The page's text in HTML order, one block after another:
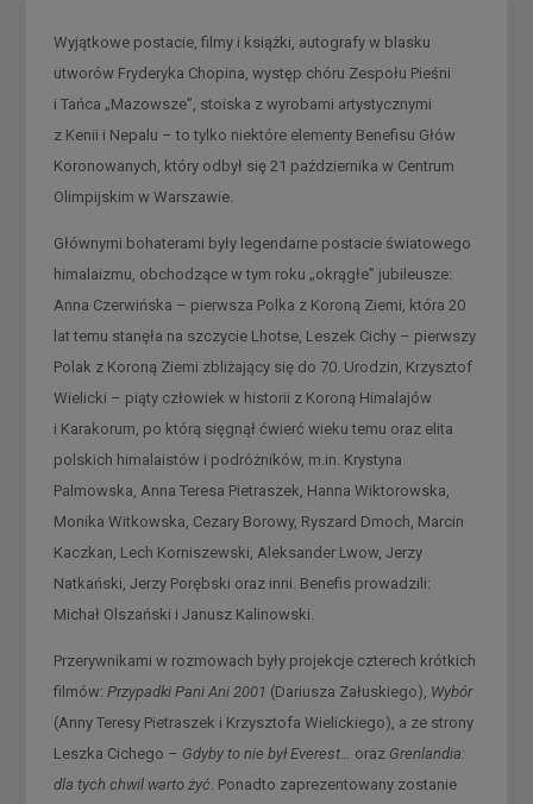
Wyjątkowe postacie, filmy i książki, autografy w blasku
utworów Fryderyka Chopina, występ chóru Zespołu Pieśni
i Tańca „Mazowsze”, stoiska z wyrobami artystycznymi
z Kenii i Nepalu – to tylko niektóre elementy Benefisu Głów
Koronowanych, który odbył się 21 października w Centrum
Olimpijskim w Warszawie.
Głównymi bohaterami były legendarne postacie światowego
himalaizmu, obchodzące w tym roku „okrągłe” jubileusze:
Anna Czerwińska – pierwsza Polka z Koroną Ziemi, która 20
lat temu stanęła na szczycie Lhotse, Leszek Cichy – pierwszy
Polak z Koroną Ziemi zbliżający się do 70. Urodzin, Krzysztof
Wielicki – piąty człowiek w historii z Koroną Himalajów
i Karakorum, po którą sięgnął ćwierć wieku temu oraz elita
polskich himalaistów i podróżników, m.in. Krystyna
Palmowska, Anna Teresa Pietraszek, Hanna Wiktorowska,
Monika Witkowska, Cezary Borowy, Ryszard Dmoch, Marcin
Kaczkan, Lech Korniszewski, Aleksander Lwow, Jerzy
Natkański, Jerzy Porębski oraz inni. Benefis prowadzili:
Michał Olszański i Janusz Kalinowski.
Przerywnikami w rozmowach były projekcje czterech krótkich
filmów: Przypadki Pani Ani 2001 (Dariusza Załuskiego), Wybór
(Anny Teresy Pietraszek i Krzysztofa Wielickiego), a ze strony
Leszka Cichego – Gdyby to nie był Everest… oraz Grenlandia:
dla tych chwil warto żyć . Ponadto zaprezentowany zostanie